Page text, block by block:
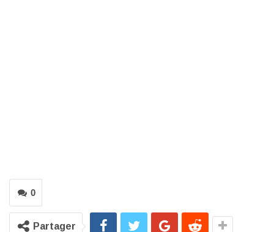
0
Partager